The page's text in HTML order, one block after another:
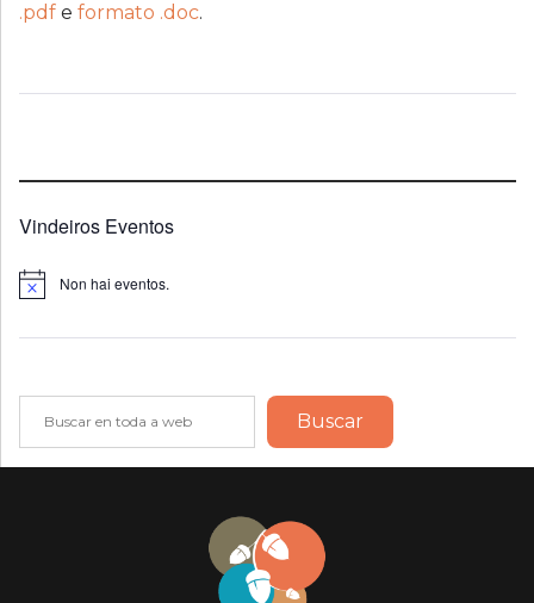
.pdf e formato .doc.
Vindeiros Eventos
Notice Non hai eventos.
Buscar